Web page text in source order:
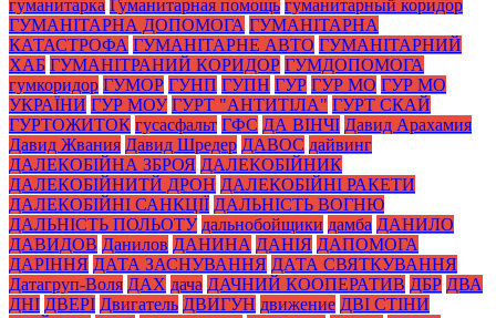
гуманитарка Гуманитарная помощь гуманитарный коридор
ГУМАНІТАРНА ДОПОМОГА ГУМАНІТАРНА
КАТАСТРОФА ГУМАНІТАРНЕ АВТО ГУМАНІТАРНИЙ
ХАБ ГУМАНІТРАНИЙ КОРИДОР ГУМДОПОМОГА
гумкоридор ГУМОР ГУНП ГУПН ГУР ГУР МО ГУР МО
УКРАЇНИ ГУР МОУ ГУРТ "АНТИТІЛА" ГУРТ СКАЙ
ГУРТОЖИТОК гусасфальт ГФС ДА ВІНЧІ Давид Арахамия
Давид Жвания Давид Шредер ДАВОС дайвинг
ДАЛЕКОБІЙНА ЗБРОЯ ДАЛЕКОБІЙНИК
ДАЛЕКОБІЙНИТЙ ДРОН ДАЛЕКОБІЙНІ РАКЕТИ
ДАЛЕКОБІЙНІ САНКЦІЇ ДАЛЬНІСТЬ ВОГНЮ
ДАЛЬНІСТЬ ПОЛЬОТУ дальнобойщики дамба ДАНИЛО
ДАВИДОВ Данилов ДАНИНА ДАНІЯ ДАПОМОГА
ДАРІННЯ ДАТА ЗАСНУВАННЯ ДАТА СВЯТКУВАННЯ
Датагруп-Воля ДАХ дача ДАЧНИЙ КООПЕРАТИВ ДБР ДВА
ДНІ ДВЕРІ Двигатель ДВИГУН движение ДВІ СТІНИ